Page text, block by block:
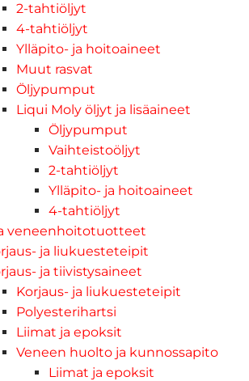
2-tahtiöljyt
4-tahtiöljyt
Ylläpito- ja hoitoaineet
Muut rasvat
Öljypumput
Liqui Moly öljyt ja lisäaineet
Öljypumput
Vaihteistoöljyt
2-tahtiöljyt
Ylläpito- ja hoitoaineet
4-tahtiöljyt
veneenhoitotuotteet
ja liukuesteteipit
ja tiivistysaineet
Korjaus- ja liukuesteteipit
Polyesterihartsi
Liimat ja epoksit
Veneen huolto ja kunnossapito
Liimat ja epoksit